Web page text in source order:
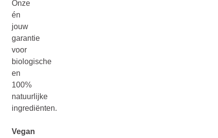
Onze
én
jouw
garantie
voor
biologische
en
100%
natuurlijke
ingrediënten.
Vegan